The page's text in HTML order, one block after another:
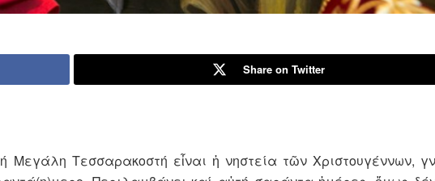
Share on Twitter
Μεγάλη Τεσσαρακοστή εἶναι ἡ νηστεία τῶν Χριστουγέννων,